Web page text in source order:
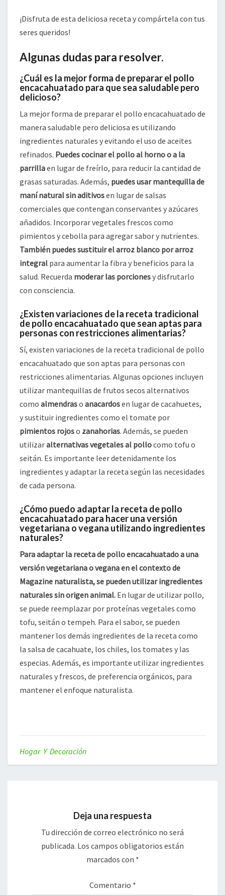
¡Disfruta de esta deliciosa receta y compártela con tus
seres queridos!
Algunas dudas para resolver.
¿Cuál es la mejor forma de preparar el pollo
encacahuatado para que sea saludable pero
delicioso?
La mejor forma de preparar el pollo encacahuatado de
manera saludable pero deliciosa es utilizando
ingredientes naturales y evitando el uso de aceites
refinados. Puedes cocinar el pollo al horno o a la
parrillaen lugar de freírlo, para reducir la cantidad de
grasas saturadas. Además, puedes usar mantequilla de
maní natural sin aditivosen lugar de salsas
comerciales que contengan conservantes y azúcares
añadidos. Incorporar vegetales frescos como
pimientos y cebolla para agregar sabor y nutrientes.
También puedes sustituir el arroz blanco por arroz
integral para aumentar la fibra y beneficios para la
salud. Recuerda moderar las porcionesy disfrutarlo
con consciencia.
¿Existen variaciones de la receta tradicional
de pollo encacahuatado que sean aptas para
personas con restricciones alimentarias?
Sí, existen variaciones de la receta tradicional de pollo
encacahuatado que son aptas para personas con
restricciones alimentarias. Algunas opciones incluyen
utilizar mantequillas de frutos secos alternativos
como almendraso anacardosen lugar de cacahuetes,
y sustituir ingredientes como el tomate por
pimientos rojoso zanahorias. Además, se pueden
utilizaralternativas vegetales al pollocomo tofu o
seitán. Es importante leer detenidamente los
ingredientes y adaptar la receta según las necesidades
de cada persona.
¿Cómo puedo adaptar la receta de pollo
encacahuatado para hacer una versión
vegetariana o vegana utilizando ingredientes
naturales?
Para adaptar la receta de pollo encacahuatado a una
versión vegetariana o vegana en el contexto de
Magazine naturalista, se pueden utilizar ingredientes
naturales sin origen animal. En lugar de utilizar pollo,
se puede reemplazar por proteínas vegetales como
tofu, seitán o tempeh. Para el sabor, se pueden
mantener los demás ingredientes de la receta como
la salsa de cacahuate, los chiles, los tomates y las
especias. Además, es importante utilizar ingredientes
naturales y frescos, de preferencia orgánicos, para
mantener el enfoque naturalista.
Hogar Y Decoración
Deja una respuesta
Tu dirección de correo electrónico no será
publicada. Los campos obligatorios están
marcados con *
Comentario *